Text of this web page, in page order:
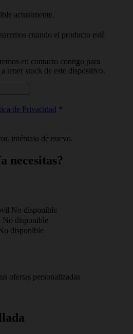
actualmente.
cuando el producto esté
en contacto contigo para
tener stock de este dispositivo.
de Privacidad *
inténtalo de nuevo.
necesitas?
No disponible
No disponible
disponible
ofertas personalizadas